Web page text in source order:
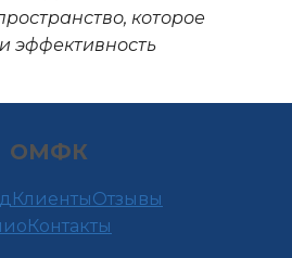
которое
эффективность
ОМФК
КлиентыОтзывы
Контакты